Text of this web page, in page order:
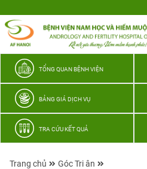
thương
TỔNG QUAN BỆNH VIỆN
BẢNG GIÁ DỊCH VỤ
TRA CỨU KẾT QUẢ
Trang chủ
Góc Tri ân